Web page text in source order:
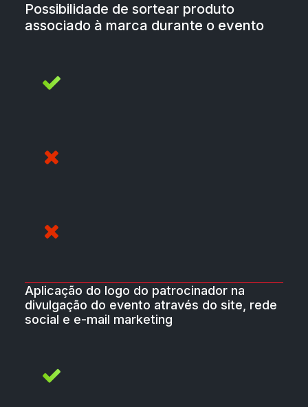
Possibilidade de sortear produto
associado à marca durante o evento
Aplicação do logo do patrocinador na
divulgação do evento através do site, rede
social e e-mail marketing